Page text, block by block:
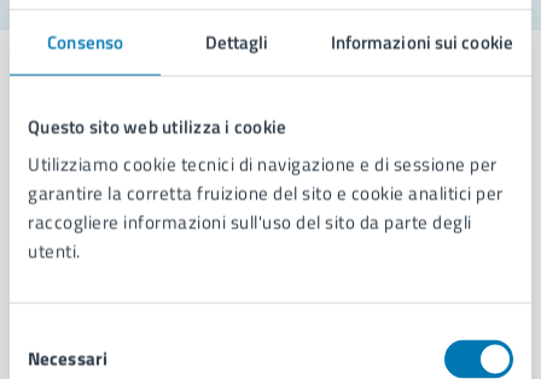
Consenso Dettagli Informazioni sui cookie
Questo sito web utilizza i cookie
Utilizziamo cookie tecnici di navigazione e di sessione per
garantire la corretta fruizione del sito e cookie analitici per
raccogliere informazioni sull'uso del sito da parte degli
utenti.
delNecessari
Comune di Napoli
AMMINISTRAZIONE
Uffici